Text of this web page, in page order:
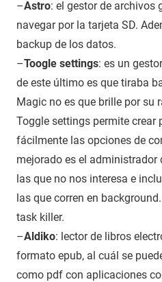
–Astro: el gestor de archivos
navegar por la tarjeta SD.
backup de los datos.
–Toogle settings: es un
de este último es que tiraba
Magic no es que brille por su
Toggle settings permite crear
fácilmente las opciones de
mejorado es el administrador
las que no nos interesa e
las que corren en
task killer.
–Aldiko: lector de libros
formato epub, al cuál se
como pdf con aplicaciones